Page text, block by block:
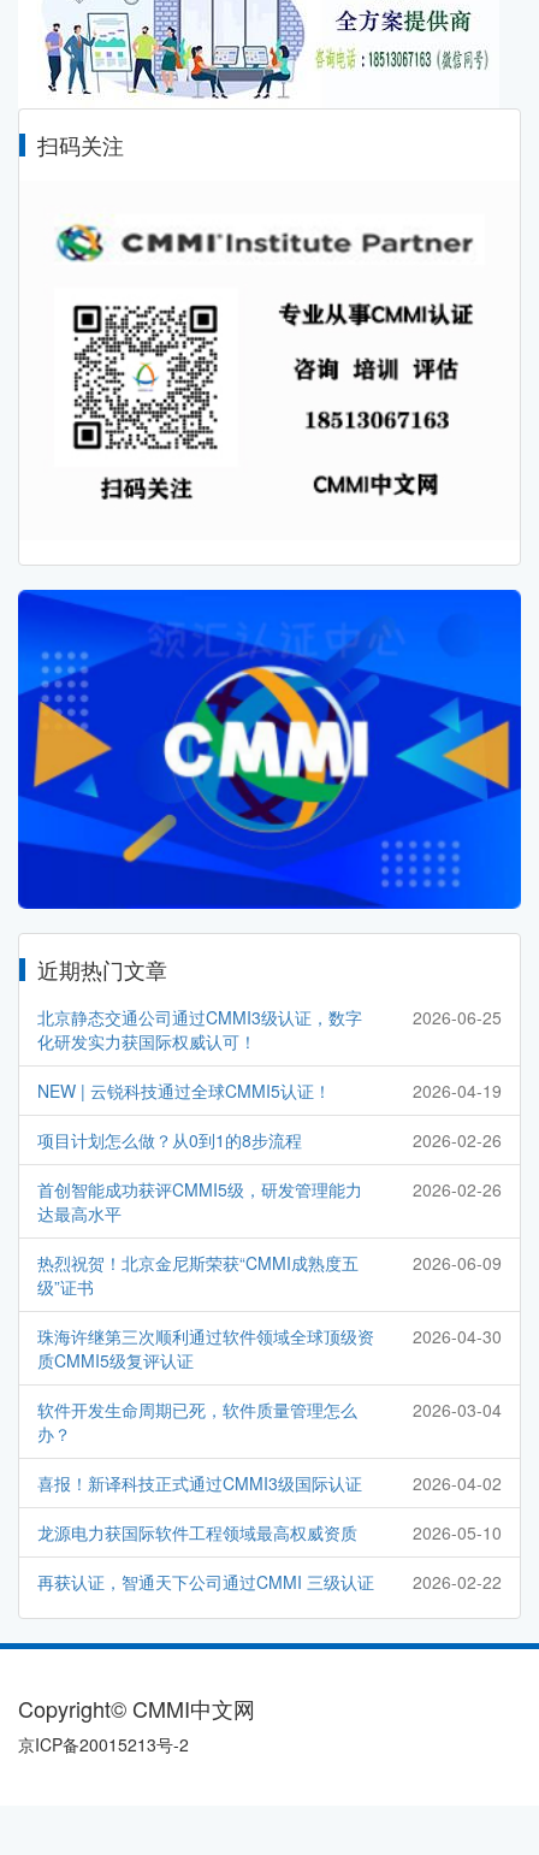
扫码关注
近期热门文章
北京静态交通公司通过CMMI3级认证，数字
化研发实力获国际权威认可！
2026-06-25
NEW | 云锐科技通过全球CMMI5认证！ 2026-04-19
项目计划怎么做？从0到1的8步流程 2026-02-26
首创智能成功获评CMMI5级，研发管理能力
达最高水平
2026-02-26
热烈祝贺！北京金尼斯荣获“CMMI成熟度五
级”证书
2026-06-09
珠海许继第三次顺利通过软件领域全球顶级资
质CMMI5级复评认证
2026-04-30
软件开发生命周期已死，软件质量管理怎么
办？
2026-03-04
喜报！新译科技正式通过CMMI3级国际认证 2026-04-02
龙源电力获国际软件工程领域最高权威资质 2026-05-10
再获认证，智通天下公司通过CMMI 三级认证 2026-02-22
Copyright© CMMI中文网
京ICP备20015213号-2